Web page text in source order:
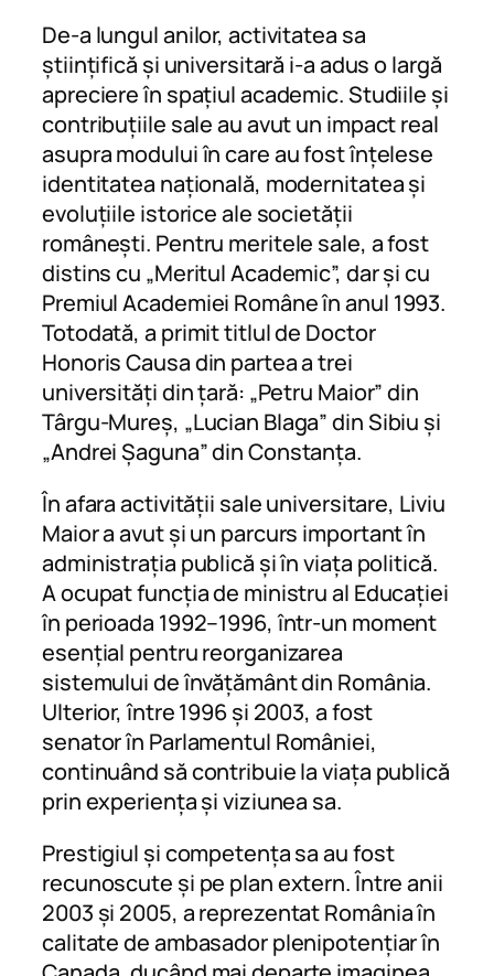
De-a lungul anilor, activitatea sa
științifică și universitară i-a adus o largă
apreciere în spațiul academic. Studiile și
contribuțiile sale au avut un impact real
asupra modului în care au fost înțelese
identitatea națională, modernitatea și
evoluțiile istorice ale societății
românești. Pentru meritele sale, a fost
distins cu „Meritul Academic”, dar și cu
Premiul Academiei Române în anul 1993.
Totodată, a primit titlul de Doctor
Honoris Causa din partea a trei
universități din țară: „Petru Maior” din
Târgu-Mureș, „Lucian Blaga” din Sibiu și
„Andrei Șaguna” din Constanța.
În afara activității sale universitare, Liviu
Maior a avut și un parcurs important în
administrația publică și în viața politică.
A ocupat funcția de ministru al Educației
în perioada 1992–1996, într-un moment
esențial pentru reorganizarea
sistemului de învățământ din România.
Ulterior, între 1996 și 2003, a fost
senator în Parlamentul României,
continuând să contribuie la viața publică
prin experiența și viziunea sa.
Prestigiul și competența sa au fost
recunoscute și pe plan extern. Între anii
2003 și 2005, a reprezentat România în
calitate de ambasador plenipotențiar în